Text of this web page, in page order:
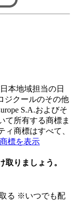
本地域担当の日
ジクールのその他
S.A.およびそ
て所有する商標ま
商標はすべて、
標を表示
取りましょう。
る ※いつでも配